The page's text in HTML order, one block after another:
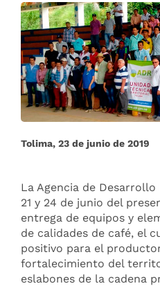
Tolima, 23 de junio de 2019
La Agencia de
21 y 24 de junio del
entrega de equipos y
de calidades de café, el
positivo para el
fortalecimiento del
eslabones de la cadena